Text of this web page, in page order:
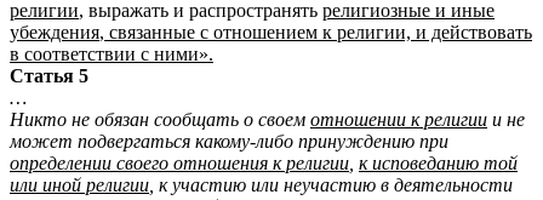
религии, выражать и распространять религиозные и иные
убеждения, связанные с отношением к религии, и действовать
в соответствии с ними».
Статья 5
…
Никто не обязан сообщать о своем отношении к религии и не
может подвергаться какому-либо принуждению при
определении своего отношения к религии к исповеданию той
или иной религии , к участию или неучастию в деятельности